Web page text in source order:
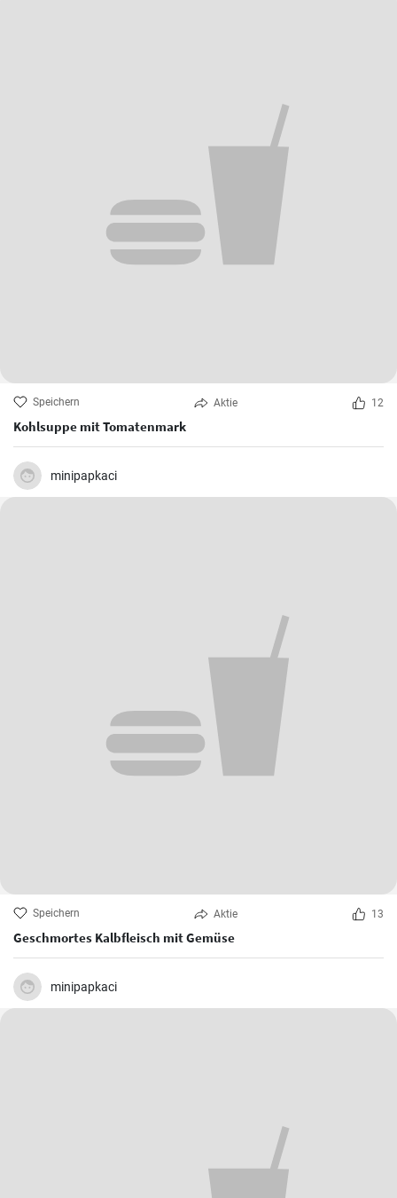
Speichern Aktie 12
Kohlsuppe mit Tomatenmark
minipapkaci
Speichern Aktie 13
Geschmortes Kalbfleisch mit Gemüse
minipapkaci